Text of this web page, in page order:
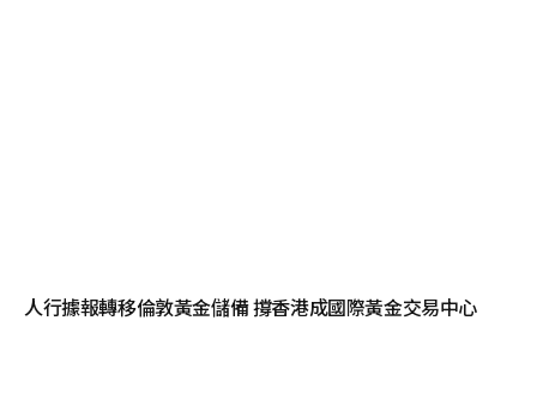
人行據報轉移倫敦黃金儲備 撐香港成國際黃金交易中心